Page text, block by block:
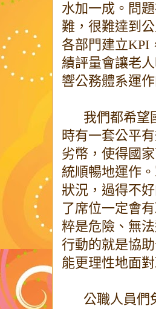
水加一成。問
難，很難達到
各部門建立KPI
績評量會讓老
響公務體系運
我們都希望
時有一套公平
劣幣，使得國
統順暢地運作
狀況，過得不
了席位一定會
粹是危險、無
行動的就是協
能更理性地面
公職人員們